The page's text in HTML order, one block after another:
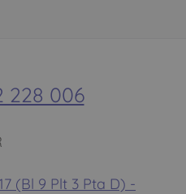
228 006
(Bl 9 Plt 3 Pta D) -